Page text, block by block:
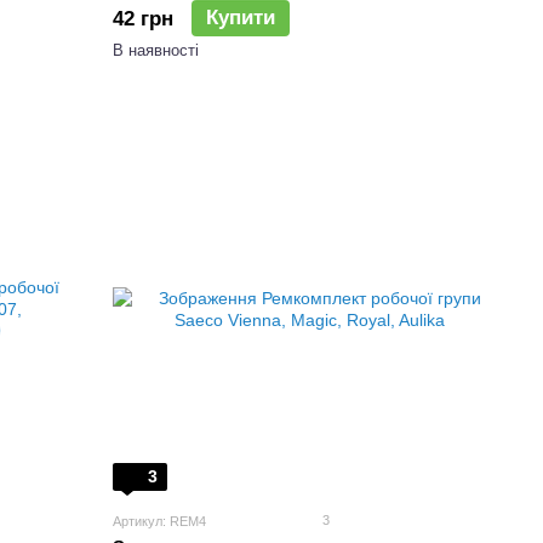
42 грн
Купити
В наявності
3
Артикул: REM4 3